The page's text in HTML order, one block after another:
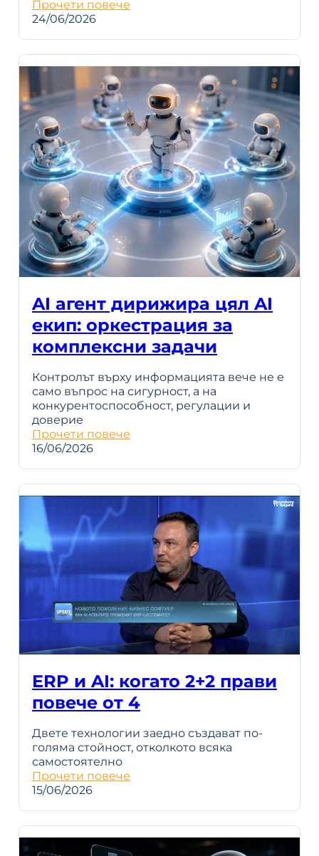
Прочети повече
24/06/2026
AI агент дирижира цял AI
екип: оркестрация за
комплексни задачи
Контролът върху информацията вече не е
само въпрос на сигурност, а на
конкурентоспособност, регулации и
доверие
Прочети повече
16/06/2026
ERP и AI: когато 2+2 прави
повече от 4
Двете технологии заедно създават по-
голяма стойност, отколкото всяка
самостоятелно
Прочети повече
15/06/2026